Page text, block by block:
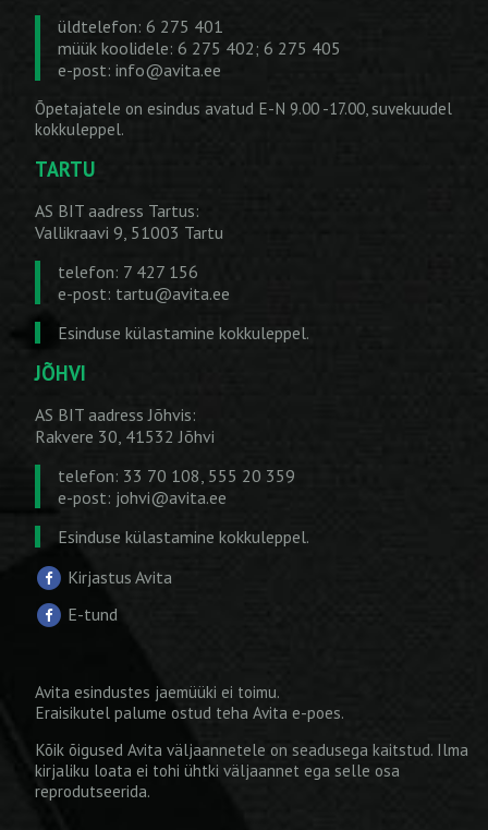
üldtelefon: 6 275 401
müük koolidele: 6 275 402; 6 275 405
e-post: info@avita.ee
Õpetajatele on esindus avatud E-N 9.00 -17.00, suvekuudel
kokkuleppel.
TARTU
AS BIT aadress Tartus:
Vallikraavi 9, 51003 Tartu
telefon: 7 427 156
e-post: tartu@avita.ee
Esinduse külastamine kokkuleppel.
JÕHVI
AS BIT aadress Jõhvis:
Rakvere 30, 41532 Jõhvi
telefon: 33 70 108, 555 20 359
e-post: johvi@avita.ee
Esinduse külastamine kokkuleppel.
Kirjastus Avita
E-tund
Avita esindustes jaemüüki ei toimu.
Eraisikutel palume ostud teha Avita e-poes.
Kõik õigused Avita väljaannetele on seadusega kaitstud. Ilma
kirjaliku loata ei tohi ühtki väljaannet ega selle osa
reprodutseerida.